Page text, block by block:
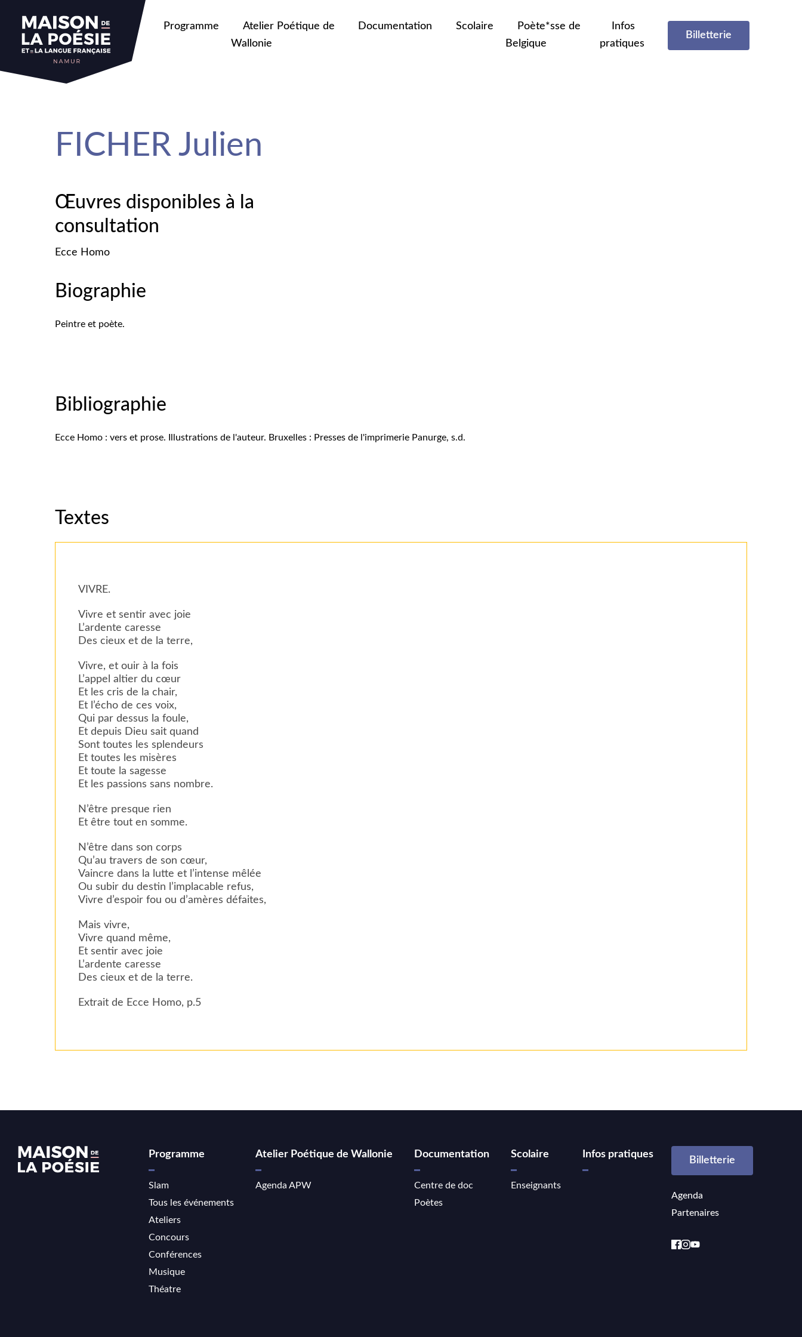
Programme
Atelier Poétique de
Wallonie
Documentation Scolaire
Poète*sse de
Belgique
Infos
pratiques
Billetterie
FICHER Julien
Œuvres disponibles à la
consultation
Ecce Homo
Biographie
Peintre et poète.
Bibliographie
Ecce Homo : vers et prose. Illustrations de l'auteur. Bruxelles : Presses de l'imprimerie Panurge, s.d.
Textes
VIVRE.
Vivre et sentir avec joie
L’ardente caresse
Des cieux et de la terre,
Vivre, et ouir à la fois
L’appel altier du cœur
Et les cris de la chair,
Et l’écho de ces voix,
Qui par dessus la foule,
Et depuis Dieu sait quand
Sont toutes les splendeurs
Et toutes les misères
Et toute la sagesse
Et les passions sans nombre.
N’être presque rien
Et être tout en somme.
N’être dans son corps
Qu’au travers de son cœur,
Vaincre dans la lutte et l’intense mêlée
Ou subir du destin l’implacable refus,
Vivre d’espoir fou ou d’amères défaites,
Mais vivre,
Vivre quand même,
Et sentir avec joie
L’ardente caresse
Des cieux et de la terre.
Extrait de Ecce Homo, p.5
Programme
Slam
Tous les événements
Ateliers
Concours
Conférences
Musique
Théatre
Atelier Poétique de Wallonie
Agenda APW
Documentation
Centre de doc
Poètes
Scolaire
Enseignants
Infos pratiques
Billetterie
Agenda
Partenaires